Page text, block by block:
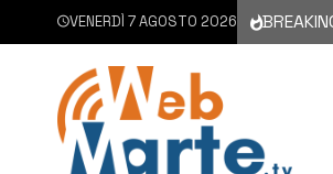
VENERDÌ 7 AGOSTO 20267 AGOSTO 2026